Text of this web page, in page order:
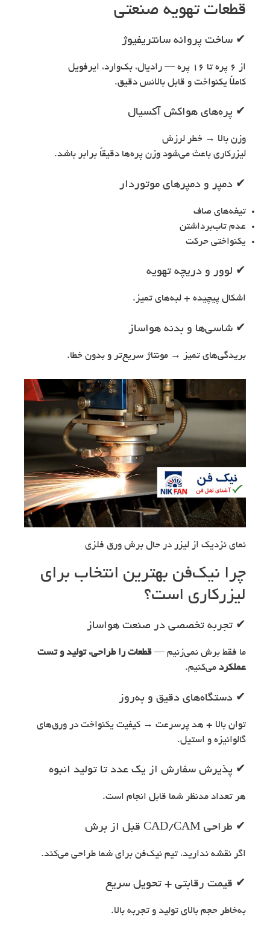
قطعات تهویه صنعتی
✔ ساخت پروانه سانتریفیوژ
از ۶ پره تا ۱۶ پره — رادیال، بک‌وارد، ایرفویل
کاملاً یکنواخت و قابل بالانس دقیق.
✔ پره‌های هواکش آکسیال
وزن بالا → خطر لرزش
لیزرکاری باعث می‌شود وزن پره‌ها دقیقاً برابر باشد.
✔ دمپر و دمپرهای موتوردار
تیغه‌های صاف
عدم تاب‌برداشتن
یکنواختی حرکت
✔ لوور و دریچه تهویه
اشکال پیچیده + لبه‌های تمیز.
✔ شاسی‌ها و بدنه هواساز
بریدگی‌های تمیز → مونتاژ سریع‌تر و بدون خطا.
نمای نزدیک از لیزر در حال برش ورق فلزی
چرا نیک‌فن بهترین انتخاب برای
لیزرکاری است؟
✔ تجربه تخصصی در صنعت هواساز
ما فقط برش نمی‌زنیم — قطعات را طراحی، تولید و تست
عملکرد می‌کنیم.
✔ دستگاه‌های دقیق و به‌روز
توان بالا + هد پرسرعت → کیفیت یکنواخت در ورق‌های
گالوانیزه و استیل.
✔ پذیرش سفارش از یک عدد تا تولید انبوه
هر تعداد مدنظر شما قابل انجام است.
✔ طراحی CAD/CAM قبل از برش
اگر نقشه ندارید، تیم نیک‌فن برای شما طراحی می‌کند.
✔ قیمت رقابتی + تحویل سریع
به‌خاطر حجم بالای تولید و تجربه بالا.